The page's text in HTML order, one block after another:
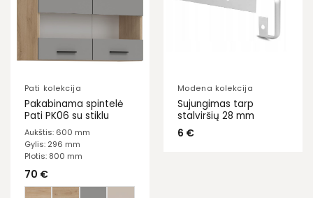
Pati kolekcija
Pakabinama spintelė
Pati PK06 su stiklu
Aukštis: 600 mm
Gylis: 296 mm
Plotis: 800 mm
70 €
Modena kolekcija
Sujungimas tarp
stalviršių 28 mm
6 €